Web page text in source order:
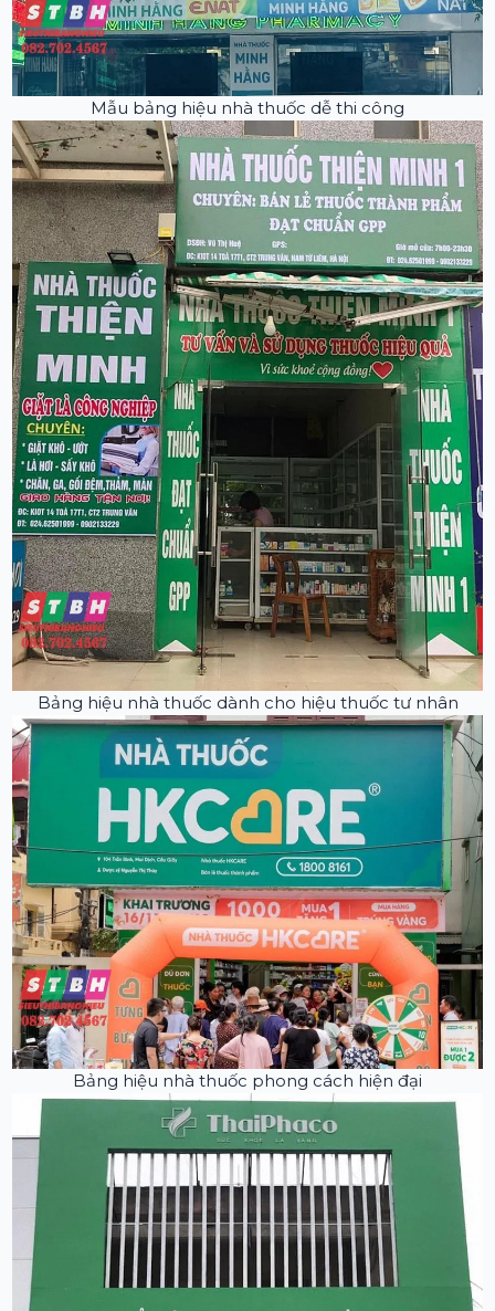
Mẫu bảng hiệu nhà thuốc dễ thi công
Bảng hiệu nhà thuốc dành cho hiệu thuốc tư nhân
Bảng hiệu nhà thuốc phong cách hiện đại